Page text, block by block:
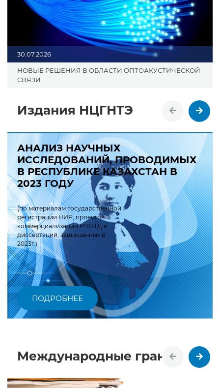
30.07.2026
НОВЫЕ РЕШЕНИЯ В ОБЛАСТИ ОПТОАКУСТИЧЕСКОЙ
СВЯЗИ
Издания НЦГНТЭ
АНАЛИЗ НАУЧНЫХ
ИССЛЕДОВАНИЙ, ПРОВОДИМЫХ
В РЕСПУБЛИКЕ КАЗАХСТАН В
2023 ГОДУ
(по материалам государственной
регистрации НИР, проектов
коммерциализации РННТД и
диссертаций, защищенных в
2023г.)
ПОДРОБНЕЕ
Международные гранты